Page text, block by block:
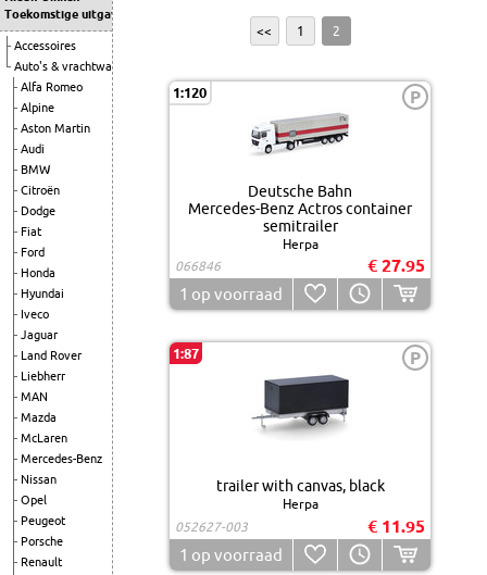
Toekomstige uitgaven
Accessoires
Auto's & vrachtwagens
Alfa Romeo
Alpine
Aston Martin
Audi
BMW
Citroën
Dodge
Fiat
Ford
Honda
Hyundai
Iveco
Jaguar
Land Rover
Liebherr
MAN
Mazda
McLaren
Mercedes-Benz
Nissan
Opel
Peugeot
Porsche
Renault
<< 1 2
1:120 P
Deutsche Bahn
Mercedes-Benz Actros container
semitrailer
Herpa
066846
€ 27.95
1 op voorraad
1:87 P
trailer with canvas, black
Herpa
052627-003
€ 11.95
1 op voorraad